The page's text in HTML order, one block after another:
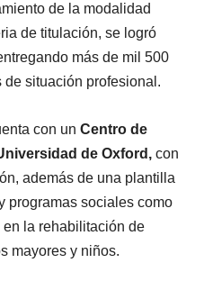
de la modalidad
de titulación, se logró
más de mil 500
situación profesional.
con un Centro de
de Oxford, con
además de una plantilla
programas sociales como
en la rehabilitación de
mayores y niños.